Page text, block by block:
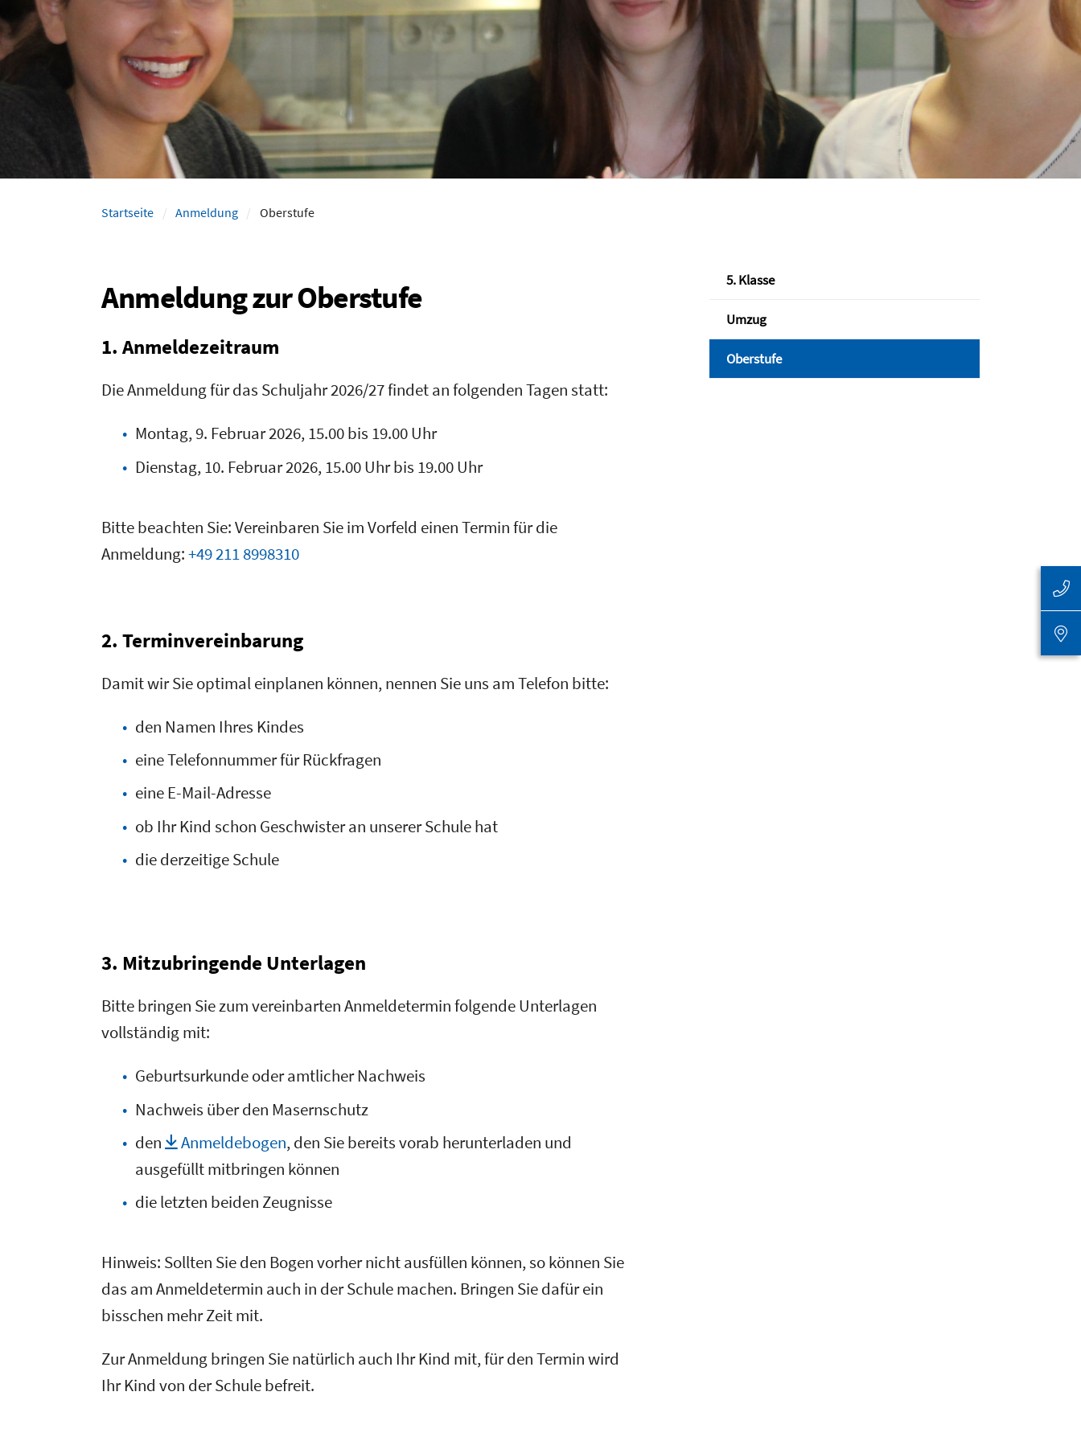
Startseite Anmeldung Oberstufe
Anmeldung zur Oberstufe
1. Anmeldezeitraum
Die Anmeldung für das Schuljahr 2026/27 findet an folgenden Tagen statt:
Montag, 9. Februar 2026, 15.00 bis 19.00 Uhr
Dienstag, 10. Februar 2026, 15.00 Uhr bis 19.00 Uhr
Bitte beachten Sie: Vereinbaren Sie im Vorfeld einen Termin für die
Anmeldung:+49 211 8998310
2. Terminvereinbarung
Damit wir Sie optimal einplanen können, nennen Sie uns am Telefon bitte:
den Namen Ihres Kindes
eine Telefonnummer für Rückfragen
eine E-Mail-Adresse
ob Ihr Kind schon Geschwister an unserer Schule hat
die derzeitige Schule
3. Mitzubringende Unterlagen
Bitte bringen Sie zum vereinbarten Anmeldetermin folgende Unterlagen
vollständig mit:
Geburtsurkunde oder amtlicher Nachweis
Nachweis über den Masernschutz
den
Anmeldebogen, den Sie bereits vorab herunterladen und
ausgefüllt mitbringen können
die letzten beiden Zeugnisse
Hinweis: Sollten Sie den Bogen vorher nicht ausfüllen können, so können Sie
das am Anmeldetermin auch in der Schule machen. Bringen Sie dafür ein
bisschen mehr Zeit mit.
Zur Anmeldung bringen Sie natürlich auch Ihr Kind mit, für den Termin wird
Ihr Kind von der Schule befreit.
5. Klasse
Umzug
Oberstufe